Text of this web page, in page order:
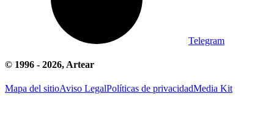
Telegram
© 1996 - 2026, Artear
Mapa del sitioAviso LegalPolíticas de privacidadMedia Kit